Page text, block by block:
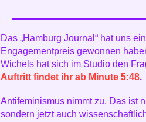
Das „Hamburg Journal“ hat uns
Engagementpreis gewonnen
Wichels hat sich im Studio den
Auftritt findet ihr ab Minute 5:48.
Antifeminismus nimmt zu. Das ist
sondern jetzt auch